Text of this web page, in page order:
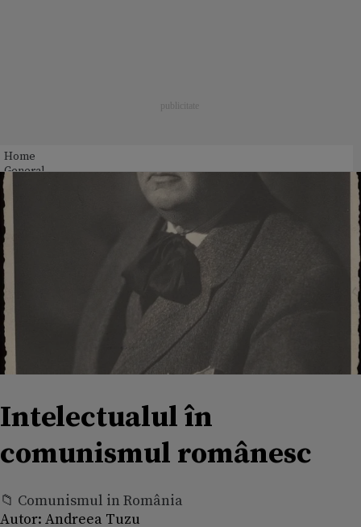
Home
General
Intelectualul în
comunismul românesc
📁 Comunismul in România
Autor: Andreea Tuzu